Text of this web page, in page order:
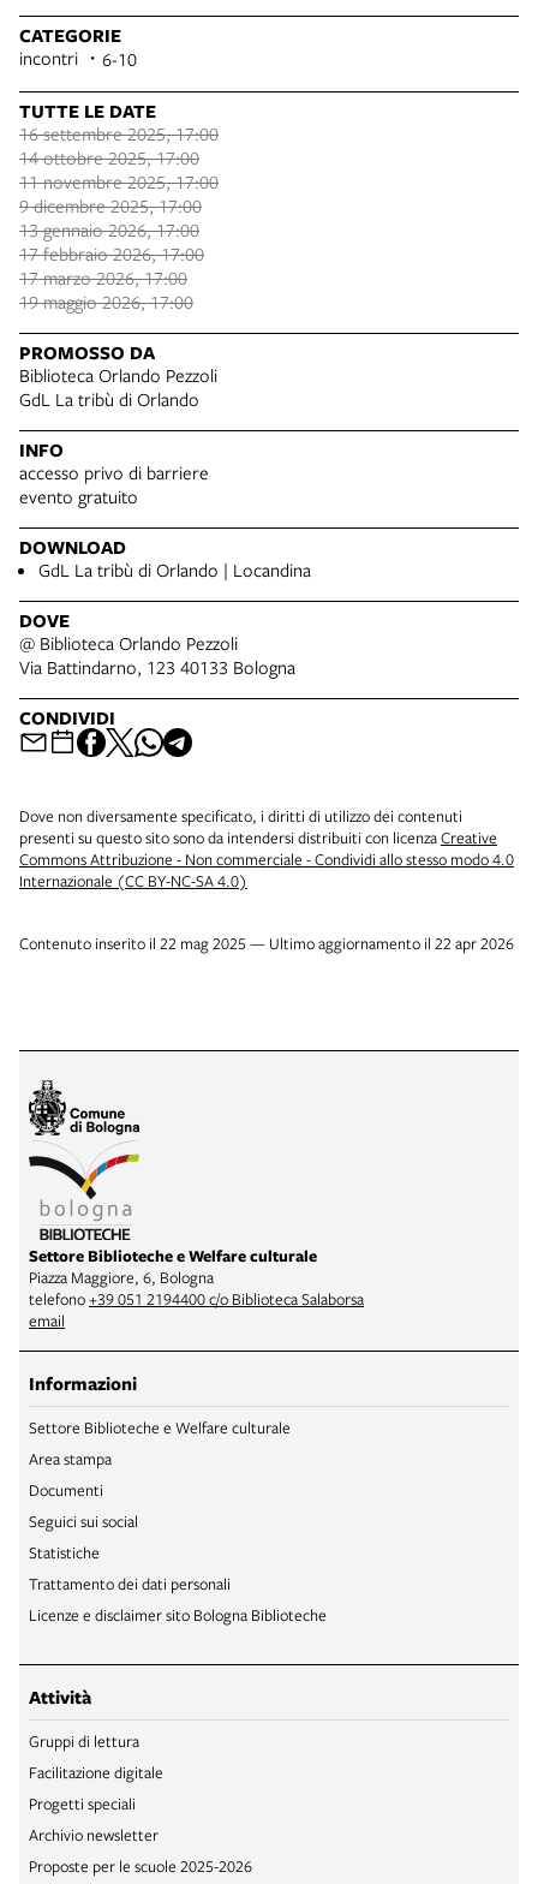
CATEGORIE
incontri 6-10
TUTTE LE DATE
16 settembre 2025, 17:00
14 ottobre 2025, 17:00
11 novembre 2025, 17:00
9 dicembre 2025, 17:00
13 gennaio 2026, 17:00
17 febbraio 2026, 17:00
17 marzo 2026, 17:00
19 maggio 2026, 17:00
PROMOSSO DA
Biblioteca Orlando Pezzoli
GdL La tribù di Orlando
INFO
accesso privo di barriere
evento gratuito
DOWNLOAD
GdL La tribù di Orlando | Locandina
DOVE
@ Biblioteca Orlando Pezzoli
Via Battindarno, 123 40133 Bologna
CONDIVIDI
Dove non diversamente specificato, i diritti di utilizzo dei contenuti
presenti su questo sito sono da intendersi distribuiti con licenzaCreative
Commons Attribuzione - Non commerciale - Condividi allo stesso modo 4.0
Internazionale (CC BY-NC-SA 4.0)
Contenuto inserito il 22 mag 2025 — Ultimo aggiornamento il 22 apr 2026
Settore Biblioteche e Welfare culturale
Piazza Maggiore, 6, Bologna
telefono+39 051 2194400 c/o Biblioteca Salaborsa
email
Informazioni
Settore Biblioteche e Welfare culturale
Area stampa
Documenti
Seguici sui social
Statistiche
Trattamento dei dati personali
Licenze e disclaimer sito Bologna Biblioteche
Attività
Gruppi di lettura
Facilitazione digitale
Progetti speciali
Archivio newsletter
Proposte per le scuole 2025-2026